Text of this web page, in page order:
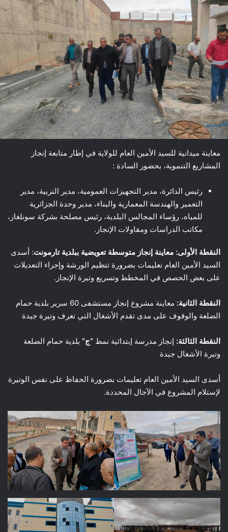
معاينة ميدانية للسيد الأمين العام للولاية في إطار متابعة إنجاز
المشاريع التنموية، بحضور السادة :
رئيس الدائرة، مدير التجهيزات العمومية، مدير التربية، مدير
التعمير والهندسة المعمارية والبناء، مدير وحدة الجزائرية
للمياه، رؤساء المجالس البلدية، رئيس مصلحة بشركة سونلغاز،
مكاتب الدراسات ومقاولات الإنجاز.
النقطة الأولى: معاينة إنجاز متوسطة تعويضية ببلدية تارمونت: أسدى
السيد الأمين العام تعليمات بضرورة تتظيم الورشة وإجراء التعديلات
على بعض الحصص في المخطط وتسريع وتيرة الإنجاز.
النقطة الثانية:
معاينة مشروع إنجاز مستشفى 60 سرير بلدية حمام
الضلعة والوقوف على مدى تقدم الأشغال التي تعرف وتيرة جيدة
النقطة الثالثة: إنجاز مدرسة إبتدائية نمط “ج” بلدية حمام الضلعة
وتيرة الأشغال جيدة
أسدى السيد الأمين العام تعليمات بضرورة الحفاظ على نفس الوتيرة
لإستلام المشروع في الآجال المحددة.